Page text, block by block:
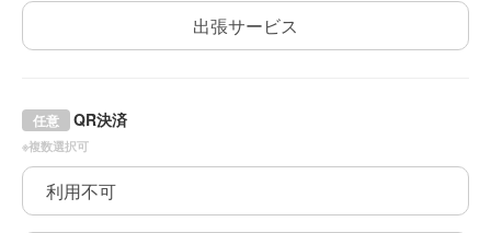
出張サービス
QR決済
任意
※複数選択可
利用不可